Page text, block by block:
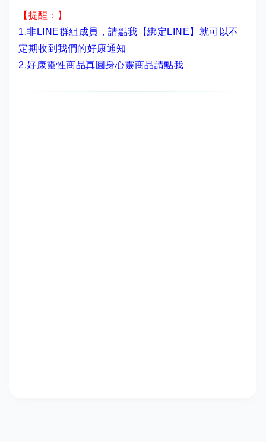
【提醒：】
1.非LINE群組成員， 請點我【綁定LINE】 就可以不
定期收到我們的好康通知
2.好康靈性商品真圓身心靈商品請點我